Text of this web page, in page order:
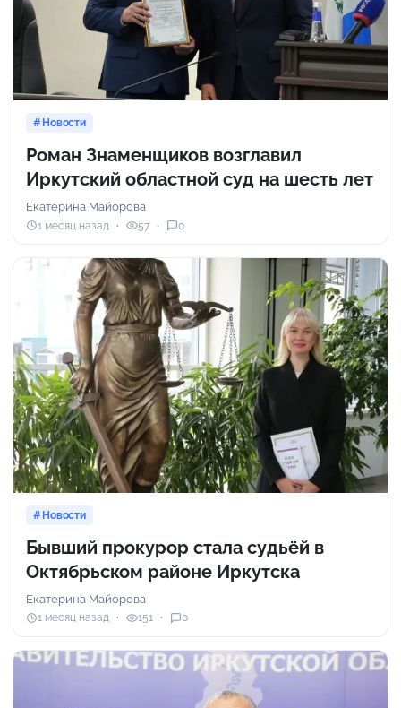
Новости
Роман Знаменщиков возглавил
Иркутский областной суд на шесть лет
Екатерина Майорова
1 месяц назад 57 0
Новости
Бывший прокурор стала судьёй в
Октябрьском районе Иркутска
Екатерина Майорова
1 месяц назад 151 0